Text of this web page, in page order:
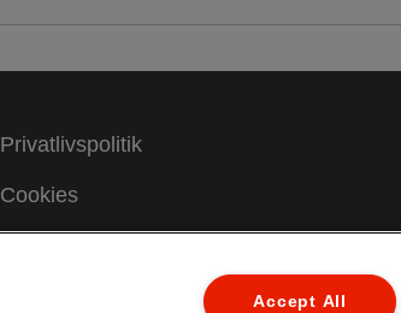
Privatlivspolitik
Cookies
Accept All